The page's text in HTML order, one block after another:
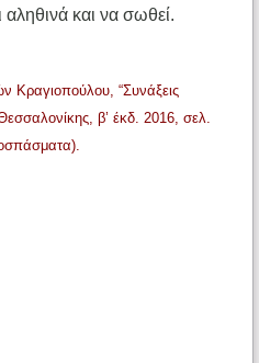
και να σωθεί.
Κραγιοπούλου, “Συνάξεις
β’ έκδ. 2016, σελ.